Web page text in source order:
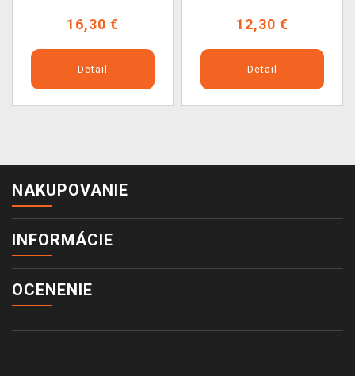
16,30 €
Detail
12,30 €
Detail
NAKUPOVANIE
INFORMÁCIE
OCENENIE